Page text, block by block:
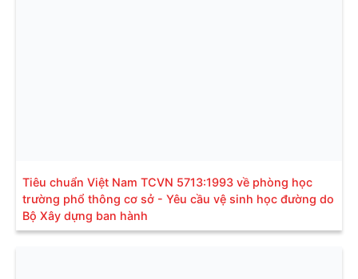
Tiêu chuẩn Việt Nam TCVN 5713:1993 về phòng học
trường phổ thông cơ sở - Yêu cầu vệ sinh học đường do
Bộ Xây dựng ban hành